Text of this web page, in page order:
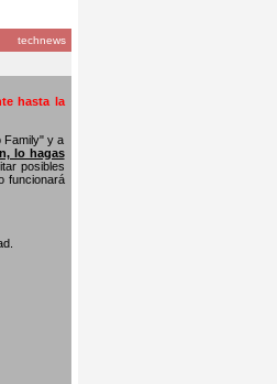
technews
hasta la
Family" y a
lo hagas
posibles
funcionará